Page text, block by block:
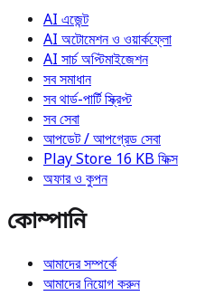
AI এজেন্ট
AI অটোমেশন ও ওয়ার্কফ্লো
AI সার্চ অপ্টিমাইজেশন
সব সমাধান
সব থার্ড-পার্টি স্ক্রিপ্ট
সব সেবা
আপডেট / আপগ্রেড সেবা
Play Store 16 KB ফিক্স
অফার ও কুপন
কোম্পানি
আমাদের সম্পর্কে
আমাদের নিয়োগ করুন